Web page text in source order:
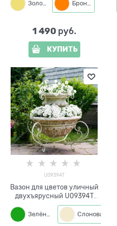
Золото Бронза
1 490 руб.
КУПИТЬ
U09394T
Вазон для цветов уличный
двухъярусный U09394T
металл и стеклопластик
Зелёный